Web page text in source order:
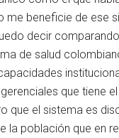
me beneficie de ese
decir
de salud
que tiene
que el sistema es
la población que en